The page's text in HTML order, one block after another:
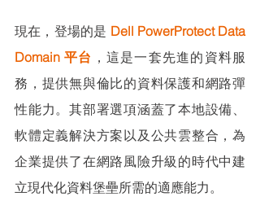
現在，登場的是 Dell PowerProtect Data
Domain 平台 ，這是一套先進的資料服
務，提供無與倫比的資料保護和網路彈
性能力。其部署選項涵蓋了本地設備、
軟體定義解決方案以及公共雲整合，為
企業提供了在網路風險升級的時代中建
立現代化資料堡壘所需的適應能力。